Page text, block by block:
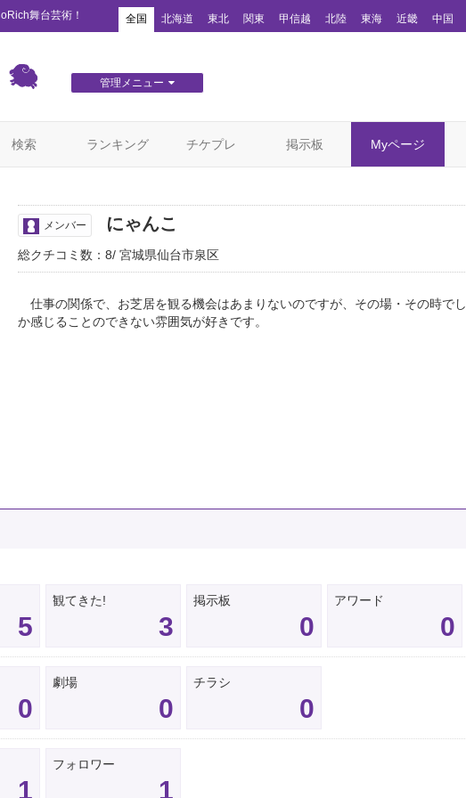
舞台芸術！ 全国 北海道 東北 関東 甲信越 北陸 東海 近畿 中国
管理メニュー
検索 ランキング チケプレ 掲示板 Myページ
メンバー にゃんこ
総クチコミ数：8 宮城県仙台市泉区
仕事の関係で、お芝居を観る機会はあまりないのですが、その場・その時でし
か感じることのできない雰囲気が好きです。
5
観てきた!
3
掲示板
0
アワード
0
0
劇場
0
チラシ
0
1
フォロワー
1